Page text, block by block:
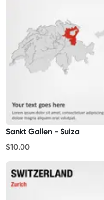
Sankt Gallen - Suiza
$10.00